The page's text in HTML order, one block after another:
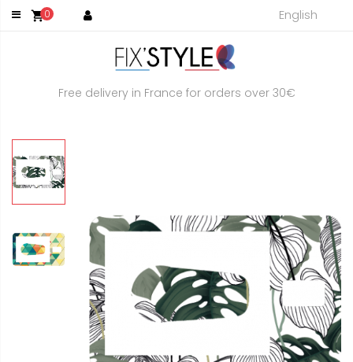
shopping_cart0 English
Free delivery in France for orders over 30€